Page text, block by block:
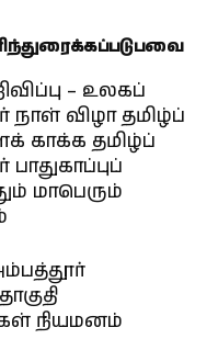
– உலகப்
நாள் விழா தமிழ்ப்
காக்க தமிழ்ப்
மாபெரும்
நியமனம்